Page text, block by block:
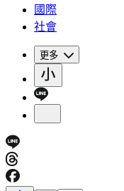
國際
社會
更多